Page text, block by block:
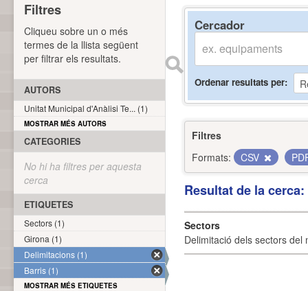
Cercador
Ordenar resultats per
Filtres
Formats:
CSV
Resultat de la
Sectors
Delimitació dels sectors del
Filtres
Cliqueu sobre un o més
termes de la llista següent
per filtrar els resultats.
AUTORS
Unitat Municipal d'Anàlisi Te... (1)
MOSTRAR MÉS AUTORS
CATEGORIES
No hi ha filtres per aquesta
cerca
ETIQUETES
Sectors (1)
Girona (1)
Delimitacions (1)
Barris (1)
MOSTRAR MÉS ETIQUETES